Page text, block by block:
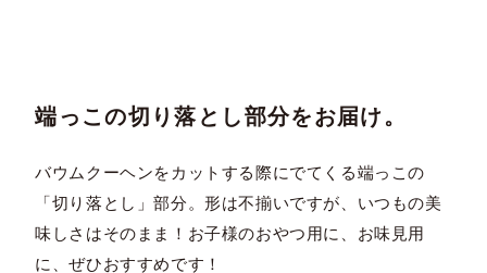
端っこの切り落とし部分をお届け。
バウムクーヘンをカットする際にでてくる端っこの
「切り落とし」部分。形は不揃いですが、いつもの美
味しさはそのまま！お子様のおやつ用に、お味見用
に、ぜひおすすめです！